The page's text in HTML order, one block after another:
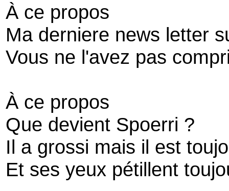
À ce propos
Ma derniere news letter
Vous ne l'avez pas
À ce propos
Que devient Spoerri ?
Il a grossi mais il est
Et ses yeux pétillent